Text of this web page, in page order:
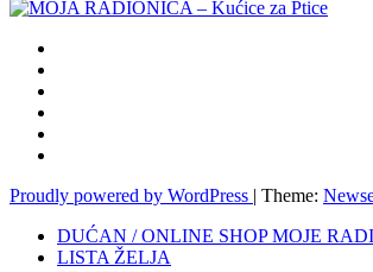
Proudly powered by WordPress | Theme:
DUĆAN / ONLINE SHOP MOJE
LISTA ŽELJA